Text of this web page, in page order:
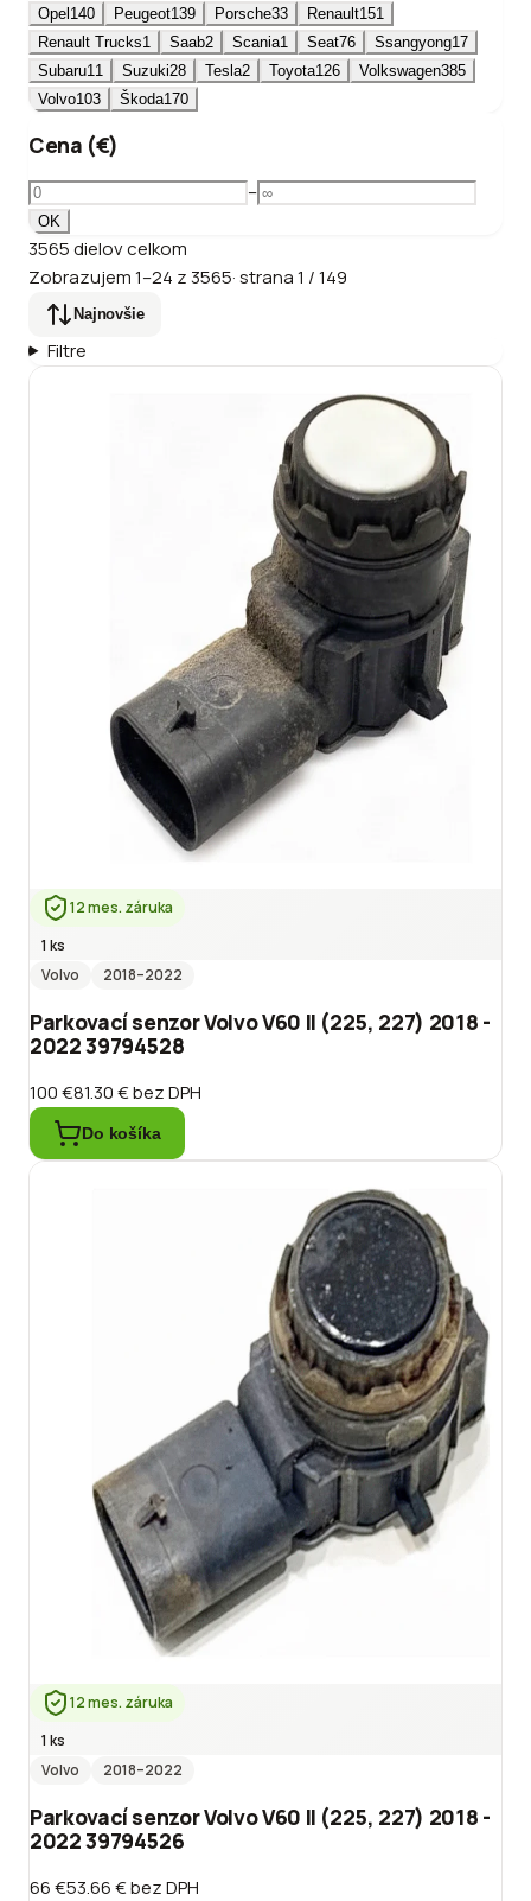
Opel140 Peugeot139 Porsche33 Renault151
Renault Trucks1 Saab2 Scania1 Seat76 Ssangyong17
Subaru11 Suzuki28 Tesla2 Toyota126 Volkswagen385
Volvo103 Škoda170
Cena (€)
–
OK
3565dielovcelkom
Zobrazujem1–24 z 3565·strana1 /149
Najnovšie
Filtre
12 mes. záruka
1 ks
Volvo
2018–2022
Parkovací senzor Volvo V60 II (225, 227) 2018 -
2022 39794528
100 €81.30 €bez DPH
Do košíka
12 mes. záruka
1 ks
Volvo
2018–2022
Parkovací senzor Volvo V60 II (225, 227) 2018 -
2022 39794526
66 €53.66 €bez DPH